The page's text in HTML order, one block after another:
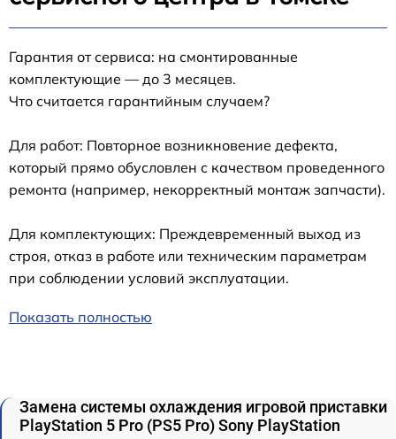
Гарантия от сервиса: на смонтированные
комплектующие — до 3 месяцев.
Что считается гарантийным случаем?
Для работ: Повторное возникновение дефекта,
который прямо обусловлен с качеством проведенного
ремонта (например, некорректный монтаж запчасти).
Для комплектующих: Преждевременный выход из
строя, отказ в работе или техническим параметрам
при соблюдении условий эксплуатации.
Показать полностью
Замена системы охлаждения игровой приставки
PlayStation 5 Pro (PS5 Pro) Sony PlayStation